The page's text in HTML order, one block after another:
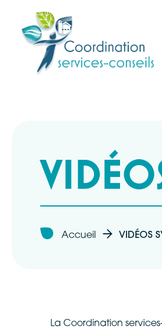
Accueil VIDÉOS
La Coordination